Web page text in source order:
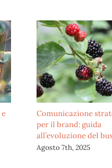
trovare il tuo perché e
radice della tua
24th, 2025